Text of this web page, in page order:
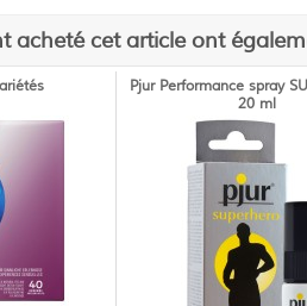
acheté cet article ont
Pjur Performance spray
20 ml